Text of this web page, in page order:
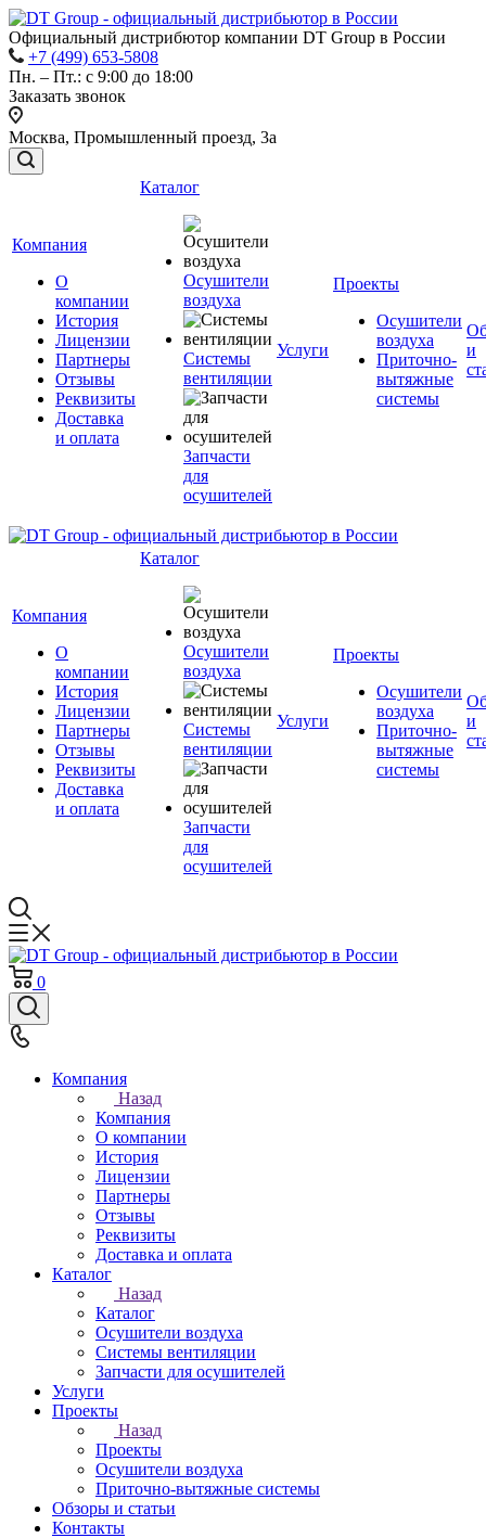
Официальный дистрибютор компании DT Group в России
+7 (499) 653-5808
Пн. – Пт.: с 9:00 до 18:00
Заказать звонок
Москва, Промышленный проезд, 3а
Компания
О
компании
История
Лицензии
Партнеры
Отзывы
Реквизиты
Доставка
и оплата
Каталог
Осушители
воздуха
Системы
вентиляции
Запчасти
для
осушителей
Услуги
Проекты
Осушители
воздуха
Приточно-
вытяжные
системы
и
Компания
О
компании
История
Лицензии
Партнеры
Отзывы
Реквизиты
Доставка
и оплата
Каталог
Осушители
воздуха
Системы
вентиляции
Запчасти
для
осушителей
Услуги
Проекты
Осушители
воздуха
Приточно-
вытяжные
системы
и
0
Компания
Назад
Компания
О компании
История
Лицензии
Партнеры
Отзывы
Реквизиты
Доставка и оплата
Каталог
Назад
Каталог
Осушители воздуха
Системы вентиляции
Запчасти для осушителей
Услуги
Проекты
Назад
Проекты
Осушители воздуха
Приточно-вытяжные системы
Обзоры и статьи
Контакты